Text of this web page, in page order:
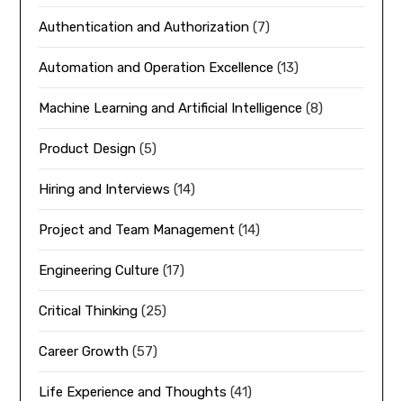
Authentication and Authorization (7)
Automation and Operation Excellence (13)
Machine Learning and Artificial Intelligence (8)
Product Design (5)
Hiring and Interviews (14)
Project and Team Management (14)
Engineering Culture (17)
Critical Thinking (25)
Career Growth (57)
Life Experience and Thoughts (41)